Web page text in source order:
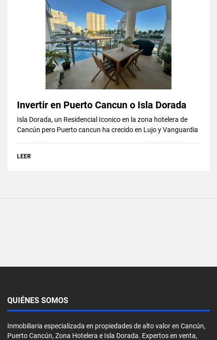
Invertir en Puerto Cancun o Isla Dorada
Isla Dorada, un Residencial Iconico en la zona hotelera de
Cancún pero Puerto cancun ha crecido en Lujo y Vanguardia
LEER
QUIÉNES SOMOS
Inmobiliaria especializada en propiedades de alto valor en Cancún,
Puerto Cancún, Zona Hotelera e Isla Dorada. Expertos en venta,